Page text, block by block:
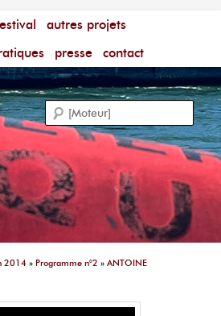
autres projets
presse contact
du Film Court Francophone – [Un poing c'est
2014 »Programme n°2 »ANTOINE